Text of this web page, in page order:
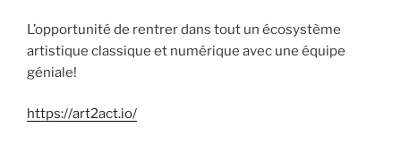
L’opportunité de rentrer dans tout un écosystème
artistique classique et numérique avec une équipe
géniale!
https://art2act.io/